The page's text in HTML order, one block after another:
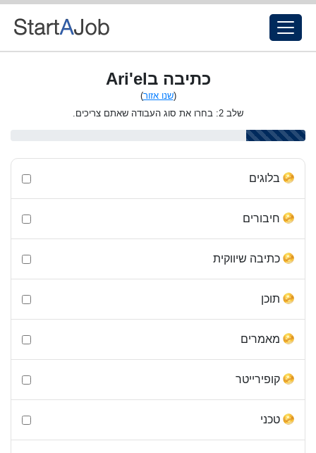
כתיבה בAri'el
(שנו אזור)
שלב 2: בחרו את סוג העבודה שאתם צריכים.
בלוגים
חיבורים
כתיבה שיווקית
תוכן
מאמרים
קופירייטר
טכני